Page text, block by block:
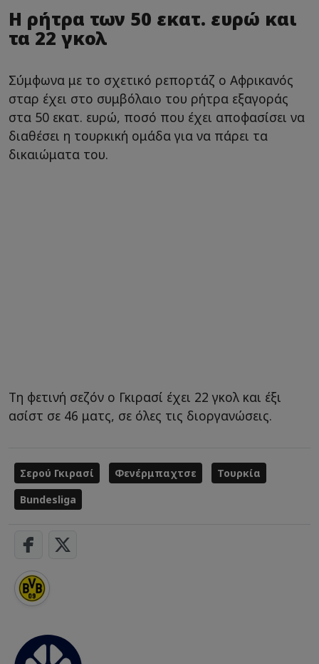
Η ρήτρα των 50 εκατ. ευρώ και
τα 22 γκολ
Σύμφωνα με το σχετικό ρεπορτάζ ο Αφρικανός
σταρ έχει στο συμβόλαιο του ρήτρα εξαγοράς
στα 50 εκατ. ευρώ, ποσό που έχει αποφασίσει να
διαθέσει η τουρκική ομάδα για να πάρει τα
δικαιώματα του.
Τη φετινή σεζόν ο Γκιρασί έχει 22 γκολ και έξι
ασίστ σε 46 ματς, σε όλες τις διοργανώσεις.
Σερού Γκιρασί Φενέρμπαχτσε
Τουρκία
Bundesliga